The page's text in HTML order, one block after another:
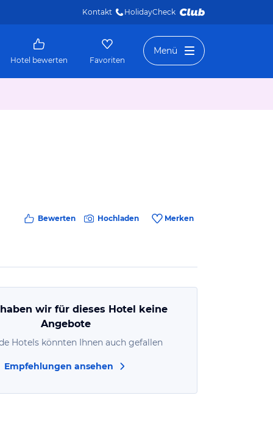
Kontakt HolidayCheck
Hotel bewerten Favoriten
Menü
Bewerten Hochladen Merken
wir für dieses Hotel keine
Angebote
Hotels könnten Ihnen auch gefallen
Empfehlungen ansehen